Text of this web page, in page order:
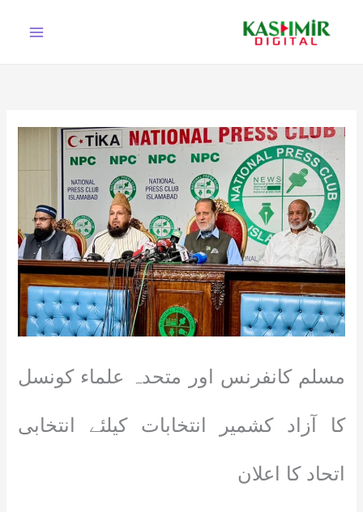
مسلم کانفرنس اور متحدہ علماء کونسل
کا آزاد کشمیر انتخابات کیلئے انتخابی
اتحاد کا اعلان